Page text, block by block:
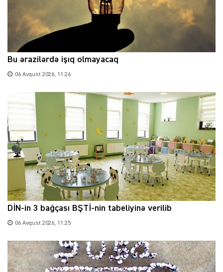
Bu ərazilərdə işıq olmayacaq
06 Avqust 2026, 11:26
DİN-in 3 bağçası BŞTİ-nin tabeliyinə verilib
06 Avqust 2026, 11:25